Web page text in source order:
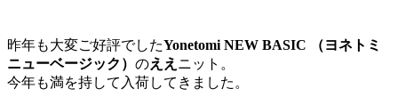
昨年も大変ご好評でしたYonetomi NEW BASIC （ヨネトミ
ニューベージック） のええ ニット。
今年も満を持して入荷してきました。